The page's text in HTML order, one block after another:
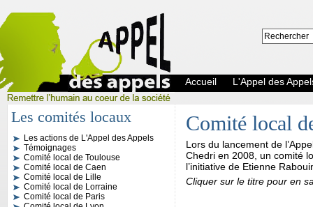
L'Appel des Appels
Accueil L'Appel des
Les comités locaux
Les actions de L'Appel des Appels
Témoignages
Comité local de Toulouse
Comité local de Caen
Comité local de Lille
Comité local de Lorraine
Comité local de Paris
Comité local
Lors du lancement de
Chedri en 2008, un comité
l’initiative de Etienne
Cliquer sur le titre pour en